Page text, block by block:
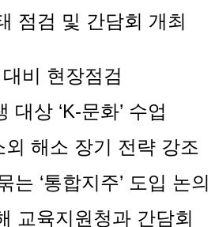
점검 및 간담회 개최
비 현장점검
상 ‘K-문화’ 수업
해소 장기 전략 강조
‘통합지주’ 도입 논의
교육지원청과 간담회